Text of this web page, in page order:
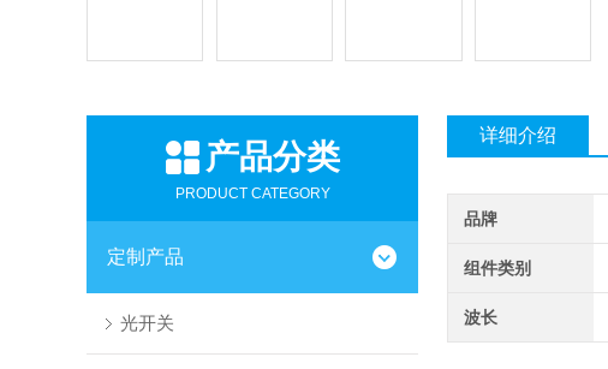
产品分类
PRODUCT CATEGORY
定制产品
光开关
详细介绍
品牌
组件类别
波长